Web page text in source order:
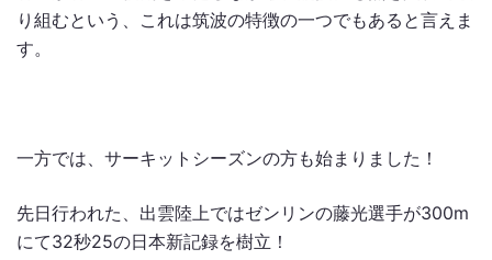
り組むという、これは筑波の特徴の一つでもあると言えま
す。
一方では、サーキットシーズンの方も始まりました！
先日行われた、出雲陸上ではゼンリンの藤光選手が300ⅿ
にて32秒25の日本新記録を樹立！